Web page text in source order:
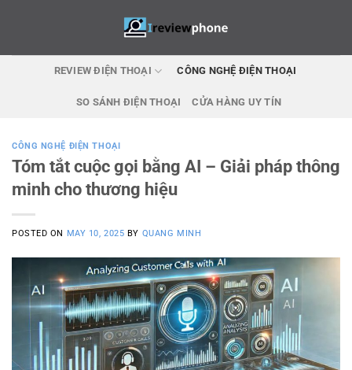
REVIEW ĐIỆN THOẠI CÔNG NGHỆ ĐIỆN THOẠI
SO SÁNH ĐIỆN THOẠI CỬA HÀNG UY TÍN
CÔNG NGHỆ ĐIỆN THOẠI
Tóm tắt cuộc gọi bằng AI – Giải pháp thông
minh cho thương hiệu
POSTED ON MAY 10, 2025 BY QUANG MINH